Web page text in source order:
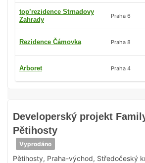
Developerský projekt
Pětihosty
Vyprodáno
Pětihosty, Praha-východ, Středočeský
top’rezidence Strnadovy
Zahrady
Praha 6
Rezidence Čámovka Praha 8
Arboret Praha 4